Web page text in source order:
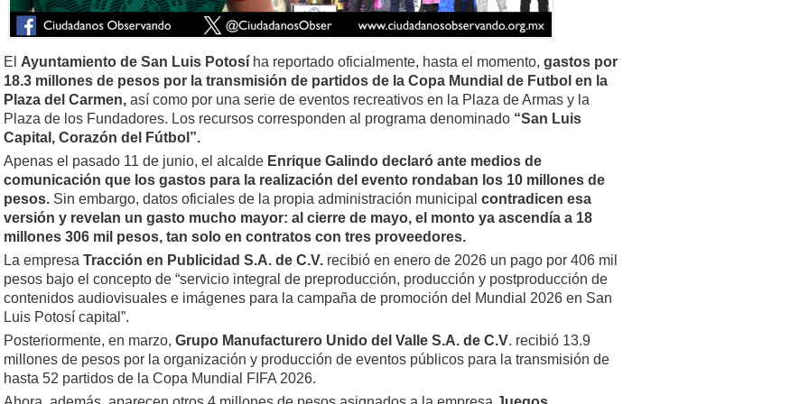
El Ayuntamiento de San Luis Potosí ha reportado oficialmente, hasta el momento, gastos por
18.3 millones de pesos por la transmisión de partidos de la Copa Mundial de Futbol en la
Plaza del Carmen, así como por una serie de eventos recreativos en la Plaza de Armas y la
Plaza de los Fundadores. Los recursos corresponden al programa denominado “San Luis
Capital, Corazón del Fútbol”.
Apenas el pasado 11 de junio, el alcalde Enrique Galindo declaró ante medios de
comunicación que los gastos para la realización del evento rondaban los 10 millones de
pesos. Sin embargo, datos oficiales de la propia administración municipal contradicen esa
versión y revelan un gasto mucho mayor: al cierre de mayo, el monto ya ascendía a 18
millones 306 mil pesos, tan solo en contratos con tres proveedores.
La empresa Tracción en Publicidad S.A. de C.V. recibió en enero de 2026 un pago por 406 mil
pesos bajo el concepto de “servicio integral de preproducción, producción y postproducción de
contenidos audiovisuales e imágenes para la campaña de promoción del Mundial 2026 en San
Luis Potosí capital”.
Posteriormente, en marzo, Grupo Manufacturero Unido del Valle S.A. de C.V. recibió 13.9
millones de pesos por la organización y producción de eventos públicos para la transmisión de
hasta 52 partidos de la Copa Mundial FIFA 2026.